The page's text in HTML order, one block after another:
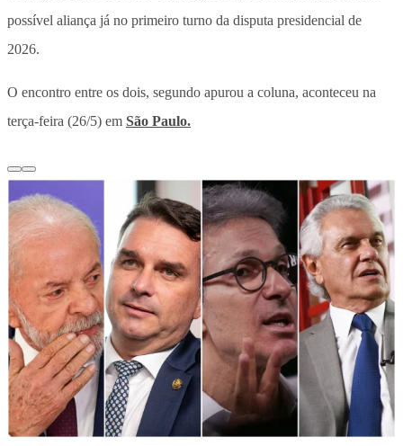
possível aliança já no primeiro turno da disputa presidencial de
2026.
O encontro entre os dois, segundo apurou a coluna, aconteceu na
terça-feira (26/5) em São Paulo.